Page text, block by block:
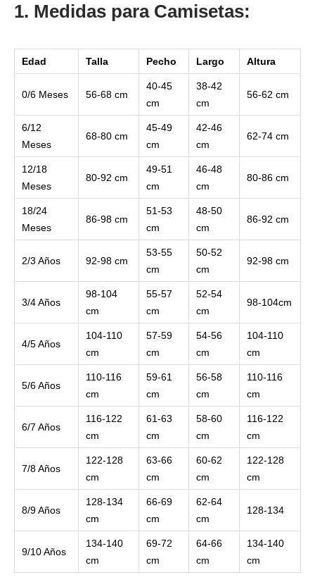
1. Medidas para Camisetas:
Edad Talla Pecho Largo Altura
0/6 Meses 56-68 cm
40-45
cm
38-42
cm
56-62 cm
6/12
Meses
68-80 cm
45-49
cm
42-46
cm
62-74 cm
12/18
Meses
80-92 cm
49-51
cm
46-48
cm
80-86 cm
18/24
Meses
86-98 cm
51-53
cm
48-50
cm
86-92 cm
2/3 Años 92-98 cm
53-55
cm
50-52
cm
92-98 cm
3/4 Años
98-104
cm
55-57
cm
52-54
cm
98-104cm
4/5 Años
104-110
cm
57-59
cm
54-56
cm
104-110
cm
5/6 Años
110-116
cm
59-61
cm
56-58
cm
110-116
cm
6/7 Años
116-122
cm
61-63
cm
58-60
cm
116-122
cm
7/8 Años
122-128
cm
63-66
cm
60-62
cm
122-128
cm
8/9 Años
128-134
cm
66-69
cm
62-64
cm
128-134
9/10 Años
134-140
cm
69-72
cm
64-66
cm
134-140
cm